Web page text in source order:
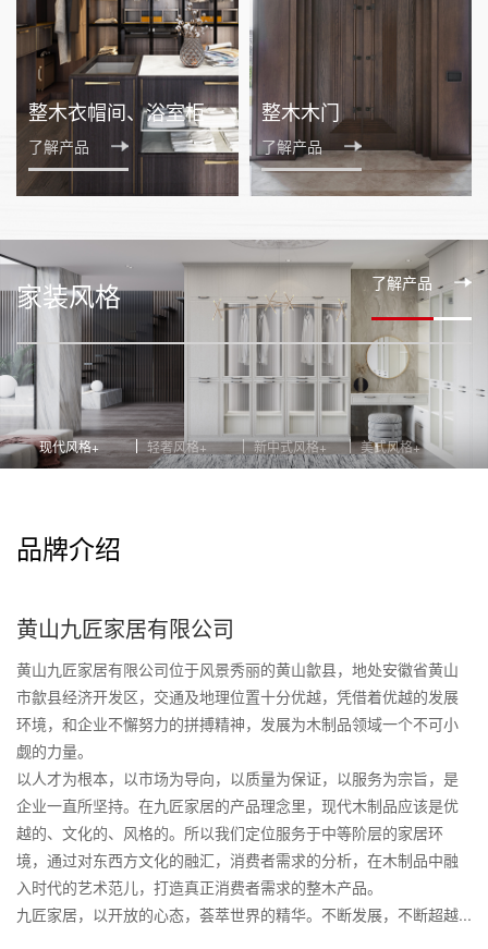
整木衣帽间、浴室柜
了解产品
整木木门
了解产品
家装风格 了解产品
现代风格 轻奢风格 新中式风格 美式风格
品牌介绍
黄山九匠家居有限公司
黄山九匠家居有限公司位于风景秀丽的黄山歙县，地处安徽省黄山
市歙县经济开发区，交通及地理位置十分优越，凭借着优越的发展
环境，和企业不懈努力的拼搏精神，发展为木制品领域一个不可小
觑的力量。
以人才为根本，以市场为导向，以质量为保证，以服务为宗旨，是
企业一直所坚持。在九匠家居的产品理念里，现代木制品应该是优
越的、文化的、风格的。所以我们定位服务于中等阶层的家居环
境，通过对东西方文化的融汇，消费者需求的分析，在木制品中融
入时代的艺术范儿，打造真正消费者需求的整木产品。
九匠家居，以开放的心态，荟萃世界的精华。不断发展，不断超越...